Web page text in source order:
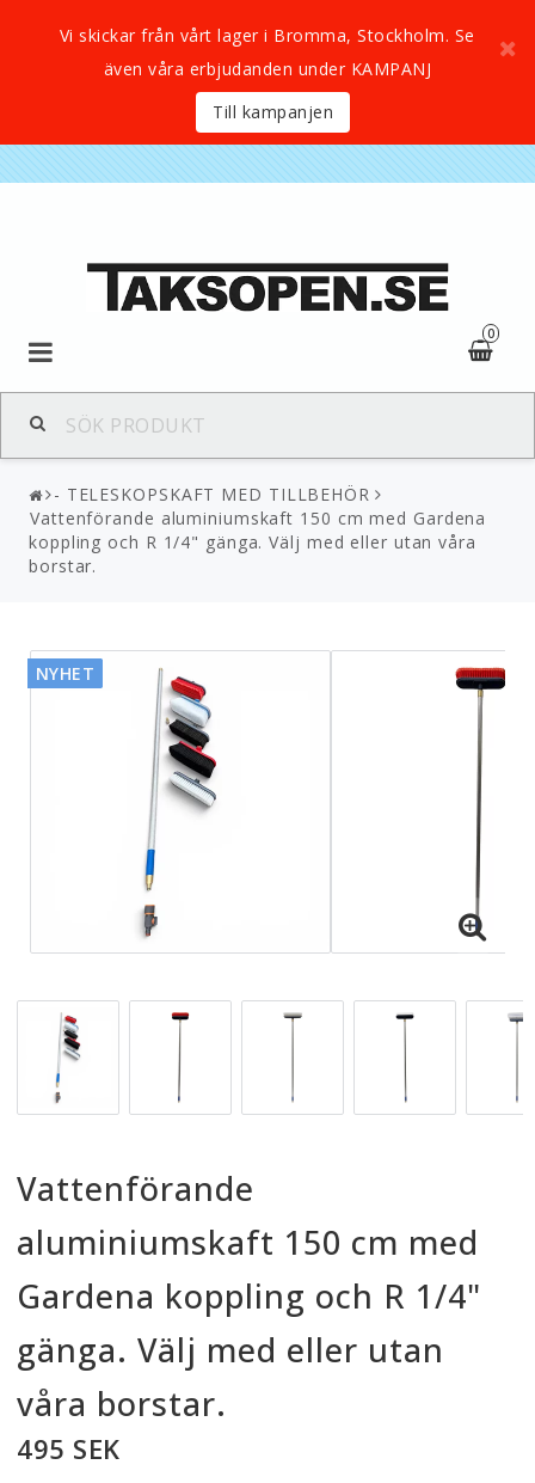
Vi skickar från vårt lager i Bromma, Stockholm. Se
även våra erbjudanden under KAMPANJ
Till kampanjen
0
- TELESKOPSKAFT MED TILLBEHÖR
Vattenförande aluminiumskaft 150 cm med Gardena
koppling och R 1/4" gänga. Välj med eller utan våra
borstar.
NYHET
Vattenförande
aluminiumskaft 150 cm med
Gardena koppling och R 1/4"
gänga. Välj med eller utan
våra borstar.
495 SEK